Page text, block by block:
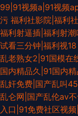
99|91视频a|91视频
污 福利社影院|福利
福利射逼插|福利射
试看三分钟|福利视18
乱老熟女2|91国模在
国内精品久|91国内
乱奸免费|国产乱叫
乱仑网|国产乱伦av
入口|91免费社区视